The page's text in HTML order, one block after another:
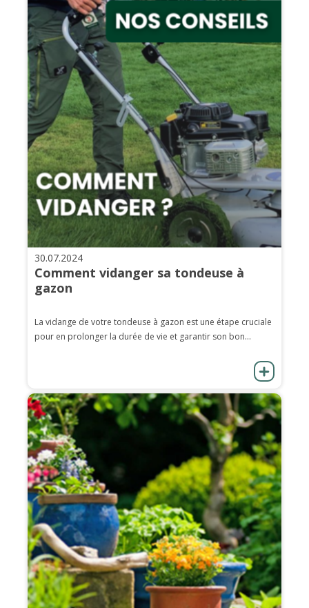
30.07.2024
Comment vidanger sa tondeuse à
gazon
La vidange de votre tondeuse à gazon est une étape cruciale
pour en prolonger la durée de vie et garantir son bon...